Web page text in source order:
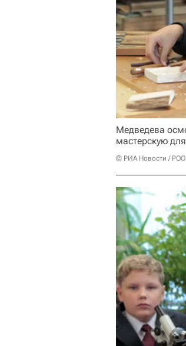
Медведева
мастерскую
© РИА Новости / POOL